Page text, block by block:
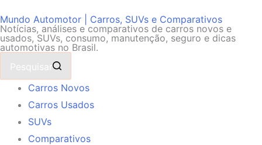
Mundo Automotor | Carros, SUVs e Comparativos
Notícias, análises e comparativos de carros novos e
usados, SUVs, consumo, manutenção, seguro e dicas
automotivas no Brasil.
Pesquisar
Carros Novos
Carros Usados
SUVs
Comparativos